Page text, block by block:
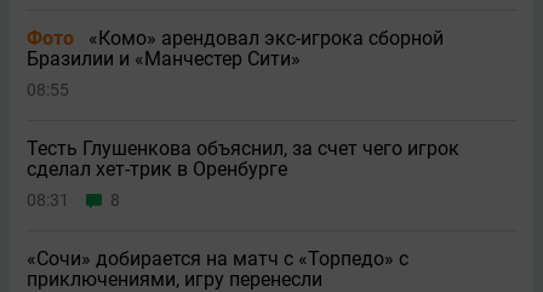
Фото
«Комо» арендовал экс-игрока сборной
Бразилии и «Манчестер Сити»
08:55
Тесть Глушенкова объяснил, за счет чего игрок
сделал хет-трик в Оренбурге
08:31 8
«Сочи» добирается на матч с «Торпедо» с
приключениями, игру перенесли